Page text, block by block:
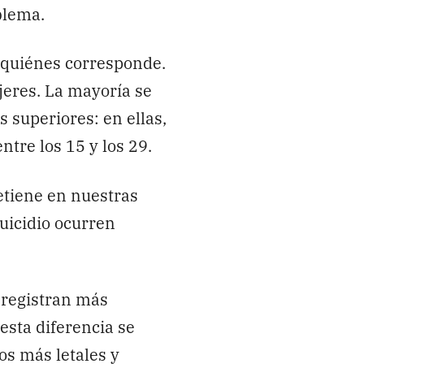
corresponde.
La mayoría se
superiores: en ellas,
los 15 y los 29.
en nuestras
ocurren
más
diferencia se
más letales y